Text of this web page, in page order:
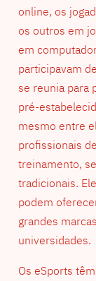
online, os
os outros em
em
participavam
se reunia para
pré-
mesmo entre
profissionais
treinamento,
tradicionais.
podem
grandes
universidades.
Os eSports